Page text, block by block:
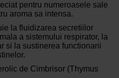
pentru numeroasele sale
aroma sa intensa.
la fluidizarea secretiilor
a sistemului respirator, la
si la sustinerea functionarii
de Cimbrisor (Thymus